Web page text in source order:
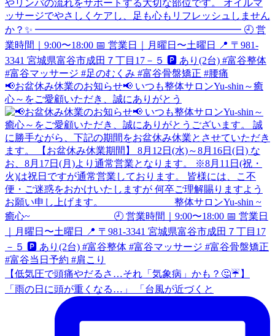
📢お盆休み休業のお知らせ📢 いつも整体サロンYu-shin～癒
心～をご愛顧いただき、誠にありがとう
【低気圧で頭痛やだるさ…それ「気象病」かも？🤔☔️】
「雨の日に頭が重くなる…」 「台風が近づくと